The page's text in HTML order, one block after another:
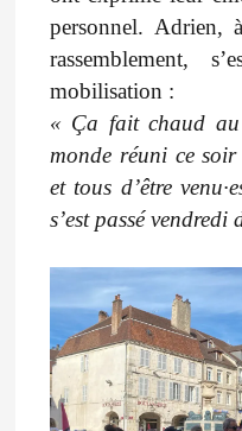
personnel. Adrien,
rassemblement,
mobilisation :
« Ça fait chaud
monde réuni ce
et tous d’être
s’est passé vendredi